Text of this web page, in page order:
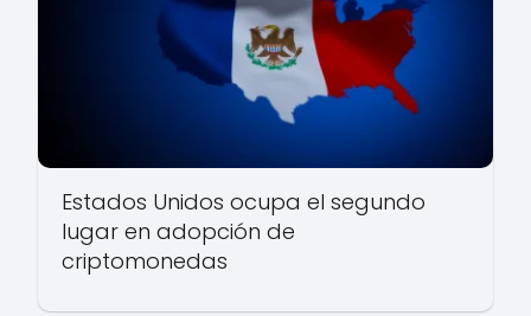
Estados Unidos ocupa el segundo
lugar en adopción de
criptomonedas